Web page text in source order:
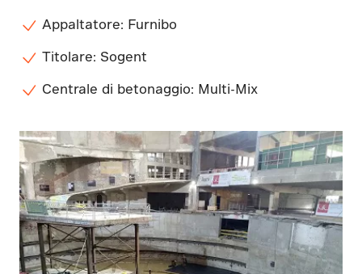
Appaltatore: Furnibo
Titolare: Sogent
Centrale di betonaggio: Multi-Mix